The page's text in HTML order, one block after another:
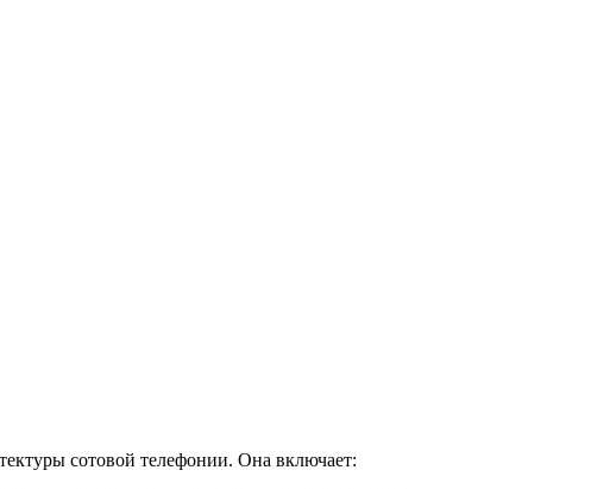
сотовой телефонии. Она включает: